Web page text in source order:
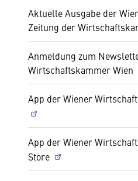
Aktuelle Ausgabe der
Zeitung der
Anmeldung zum
Wirtschaftskammer Wien
App der Wiener
App der Wiener
Store